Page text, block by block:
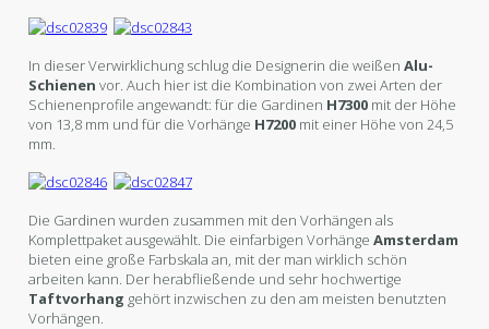
In dieser Verwirklichung schlug die Designerin die weißenAlu-
Schienen vor. Auch hier ist die Kombination von zwei Arten der
Schienenprofile angewandt: für die Gardinen H7300 mit der Höhe
von 13,8 mm und für die Vorhänge H7200 mit einer Höhe von 24,5
mm.
Die Gardinen wurden zusammen mit den Vorhängen als
Komplettpaket ausgewählt. Die einfarbigen VorhängeAmsterdam
bieten eine große Farbskala an, mit der man wirklich schön
arbeiten kann. Der herabfließende und sehr hochwertige
Taftvorhang gehört inzwischen zu den am meisten benutzten
Vorhängen.